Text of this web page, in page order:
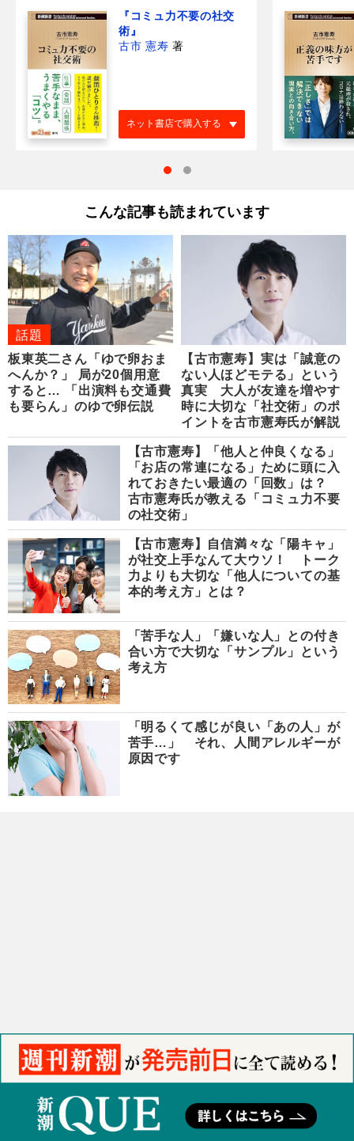
『コミュ力不要の社交
術』
古市 憲寿 著
ネット書店で購入する
こんな記事も読まれています
話題
板東英二さん「ゆで卵おま
へんか？」 局が20個用意
すると… 「出演料も交通費
も要らん」のゆで卵伝説
【古市憲寿】実は「誠意の
ない人ほどモテる」という
真実 大人が友達を増やす
時に大切な「社交術」のポ
イントを古市憲寿氏が解説
【古市憲寿】「他人と仲良くなる」
「お店の常連になる」ために頭に入
れておきたい最適の「回数」は？
古市憲寿氏が教える「コミュ力不要
の社交術」
【古市憲寿】自信満々な「陽キャ」
が社交上手なんて大ウソ！ トーク
力よりも大切な「他人についての基
本的考え方」とは？
「苦手な人」「嫌いな人」との付き
合い方で大切な「サンプル」という
考え方
「明るくて感じが良い「あの人」が
苦手…」 それ、人間アレルギーが
原因です